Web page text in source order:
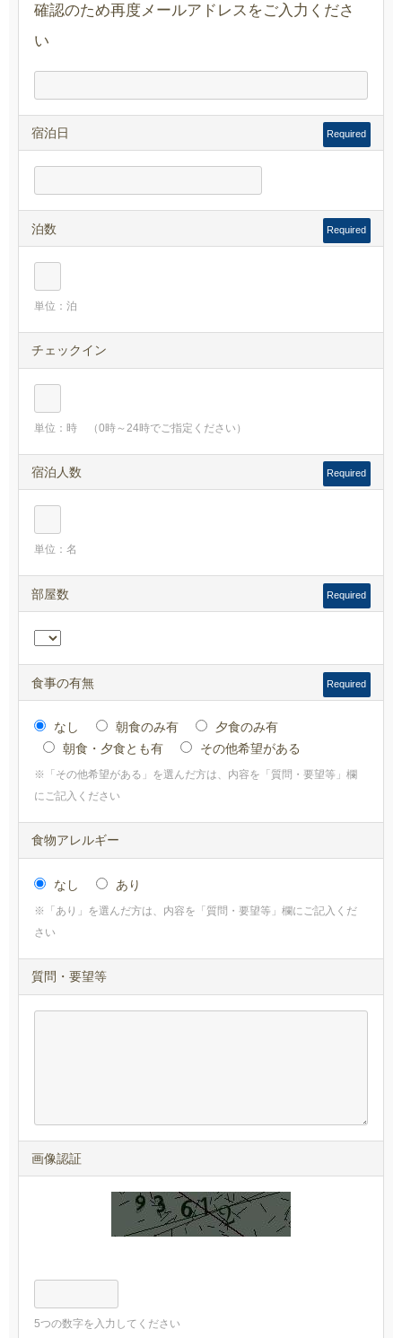
確認のため再度メールアドレスをご入力くださ
い
宿泊日 Required
泊数 Required
単位：泊
チェックイン
単位：時 （0時～24時でご指定ください）
宿泊人数 Required
単位：名
部屋数 Required
食事の有無 Required
なし 朝食のみ有
夕食のみ有
朝食・夕食とも有
その他希望がある
※「その他希望がある」を選んだ方は、内容を「質問・要望等」欄
にご記入ください
食物アレルギー
なし あり
※「あり」を選んだ方は、内容を「質問・要望等」欄にご記入くだ
さい
質問・要望等
画像認証
5つの数字を入力してください